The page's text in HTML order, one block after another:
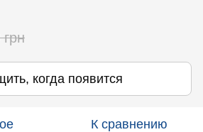
когда появится
К сравнению